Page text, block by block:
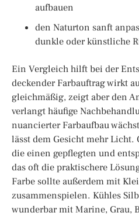
aufbauen
den Naturton sanft
dunkle oder künstliche
Ein Vergleich hilft bei der
deckender Farbauftrag wirkt
gleichmäßig, zeigt aber den
verlangt häufige
nuancierter Farbaufbau
lässt dem Gesicht mehr Licht.
die einen gepflegten und
das oft die praktischere
Farbe sollte außerdem mit
zusammenspielen. Kühles
wunderbar mit Marine, Grau,